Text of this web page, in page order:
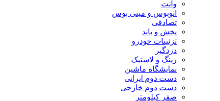
وانت
اتوبوس و مینی بوس
تصادفی
پخش و باند
تزئینات خودرو
دزدگیر
رینگ و لاستیک
نمایشگاه ماشین
دست دوم ایرانی
دست دوم خارجی
صفر کیلومتر